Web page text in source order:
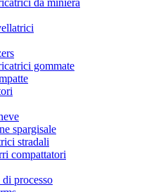
gommate
spargisale
stradali
compattatori
processo